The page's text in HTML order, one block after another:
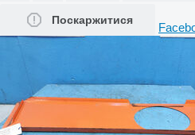
Поскаржитися